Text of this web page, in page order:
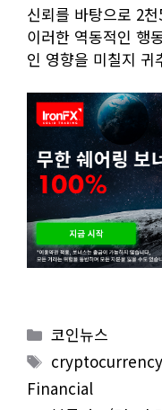
신뢰를 바탕으로 2
이러한 역동적인 행
인 영향을 미칠지 귀
Categories
코인뉴스
Tags
cryptocurrency
Financial